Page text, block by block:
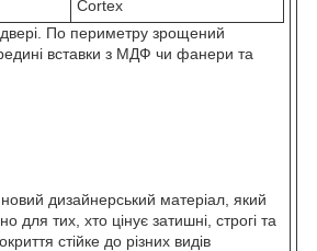
Cortex
двері. По периметру зрощений
вставки з МДФ чи фанери та
дизайнерський матеріал, який
для тих, хто цінує затишні, строгі та
стійке до різних видів